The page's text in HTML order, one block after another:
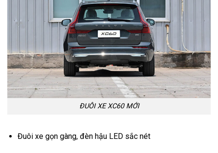
ĐUÔI XE XC60 MỚI
Đuôi xe gọn gàng, đèn hậu LED sắc nét